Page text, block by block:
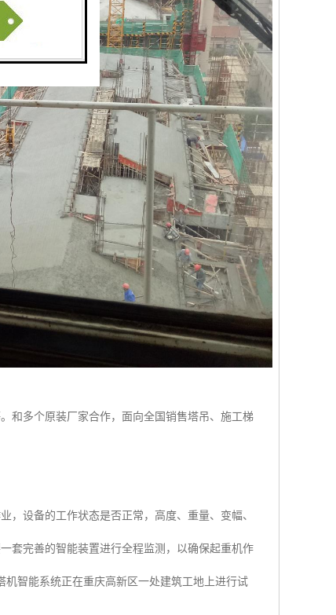
和多个原装厂家合作，面向全国销售塔吊、施工梯
，设备的工作状态是否正常，高度、重量、变幅、
套完善的智能装置进行全程监测，以确保起重机作
智能系统正在重庆高新区一处建筑工地上进行试